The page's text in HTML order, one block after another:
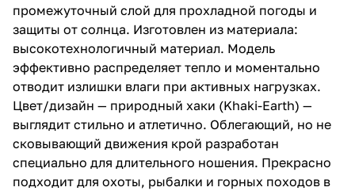
промежуточный слой для прохладной погоды и
защиты от солнца. Изготовлен из материала:
высокотехнологичный материал. Модель
эффективно распределяет тепло и моментально
отводит излишки влаги при активных нагрузках.
Цвет/дизайн — природный хаки (Khaki-Earth) —
выглядит стильно и атлетично. Облегающий, но не
сковывающий движения крой разработан
специально для длительного ношения. Прекрасно
подходит для охоты, рыбалки и горных походов в